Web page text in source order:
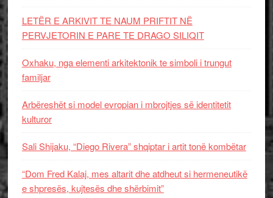
LETËR E ARKIVIT TE NAUM PRIFTIT NË
PERVJETORIN E PARE TE DRAGO SILIQIT
Oxhaku, nga elementi arkitektonik te simboli i trungut
familjar
Arbëreshët si model evropian i mbrojtjes së identitetit
kulturor
Sali Shijaku, “Diego Rivera” shqiptar i artit tonë kombëtar
“Dom Fred Kalaj, mes altarit dhe atdheut si hermeneutikë
e shpresës, kujtesës dhe shërbimit”